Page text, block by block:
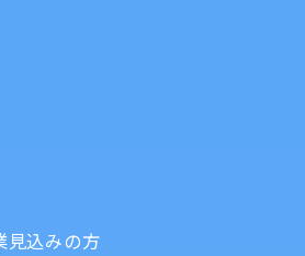
見込みの方